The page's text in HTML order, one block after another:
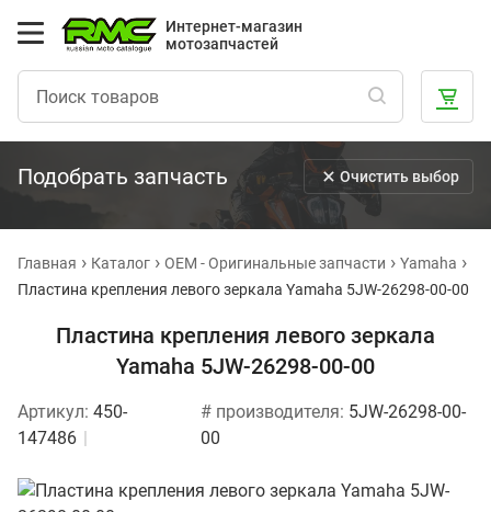
Интернет-магазин
мотозапчастей
Подобрать запчасть Очистить выбор
Главная Каталог OEM - Оригинальные запчасти
Yamaha
Пластина крепления левого зеркала Yamaha 5JW-26298-00-00
Пластина крепления левого зеркала
Yamaha 5JW-26298-00-00
Артикул: 450-
147486
# производителя: 5JW-26298-00-
00